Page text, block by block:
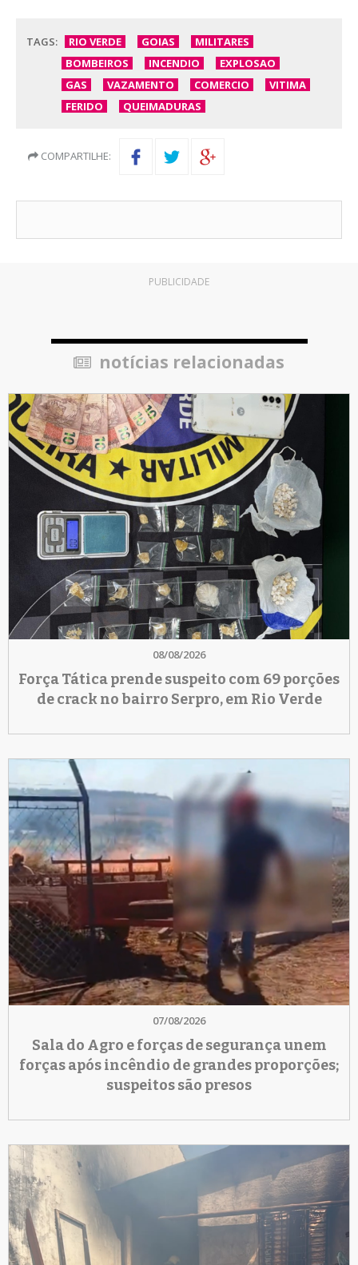
TAGS: RIO VERDE GOIAS
MILITARES
BOMBEIROS
INCENDIO
EXPLOSAO
GAS
VAZAMENTO COMERCIO
VITIMA
FERIDO
QUEIMADURAS
COMPARTILHE:
PUBLICIDADE
notícias relacionadas
08/08/2026
Força Tática prende suspeito com 69 porções
de crack no bairro Serpro, em Rio Verde
07/08/2026
Sala do Agro e forças de segurança unem
forças após incêndio de grandes proporções;
suspeitos são presos